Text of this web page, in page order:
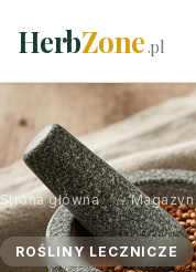
HerbZone.pl
Strona główna › Magazyn
ROŚLINY LECZNICZE